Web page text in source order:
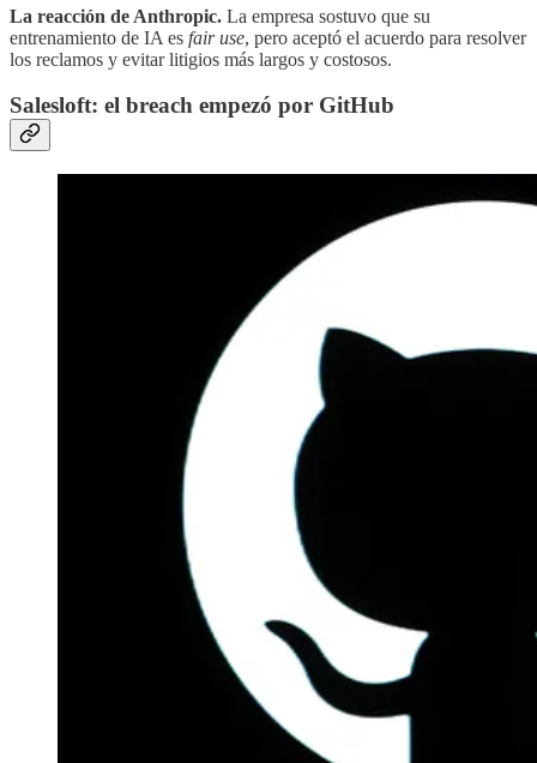
La reacción de Anthropic. La empresa sostuvo que su
entrenamiento de IA es fair use, pero aceptó el acuerdo para resolver
los reclamos y evitar litigios más largos y costosos.
Salesloft: el breach empezó por GitHub